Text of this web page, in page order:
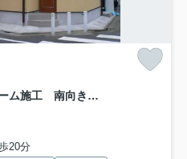
マ・メゾン・クレフ 三井ホーム施工 南向き 南西角部屋
20分